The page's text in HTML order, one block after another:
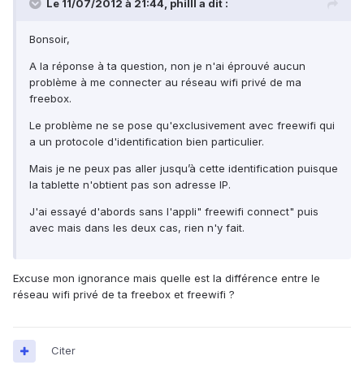
Le 11/07/2012 à 21:44, philll a dit :
Bonsoir,
A la réponse à ta question, non je n'ai éprouvé aucun
problème à me connecter au réseau wifi privé de ma
freebox.
Le problème ne se pose qu'exclusivement avec freewifi qui
a un protocole d'identification bien particulier.
Mais je ne peux pas aller jusqu’à cette identification puisque
la tablette n'obtient pas son adresse IP.
J'ai essayé d'abords sans l'appli" freewifi connect" puis
avec mais dans les deux cas, rien n'y fait.
Excuse mon ignorance mais quelle est la différence entre le
réseau wifi privé de ta freebox et freewifi ?
Citer